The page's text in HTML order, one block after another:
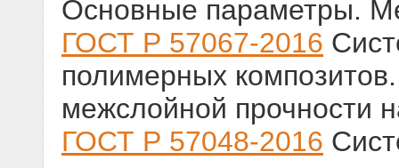
Основные параметры.
ГОСТ Р 57067-2016
полимерных
межслойной прочности
ГОСТ Р 57048-2016